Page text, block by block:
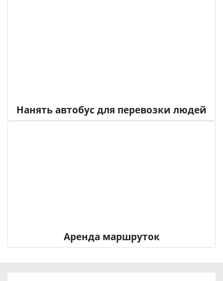
Нанять автобус для перевозки людей
Аренда маршруток